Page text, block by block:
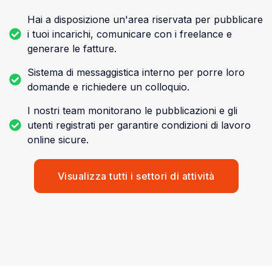
Hai a disposizione un'area riservata per pubblicare
i tuoi incarichi, comunicare con i freelance e
generare le fatture.
Sistema di messaggistica interno per porre loro
domande e richiedere un colloquio.
I nostri team monitorano le pubblicazioni e gli
utenti registrati per garantire condizioni di lavoro
online sicure.
Visualizza tutti i settori di attività